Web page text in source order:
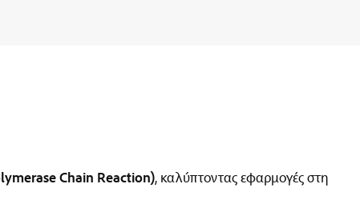
Chain Reaction), καλύπτοντας εφαρμογές στη